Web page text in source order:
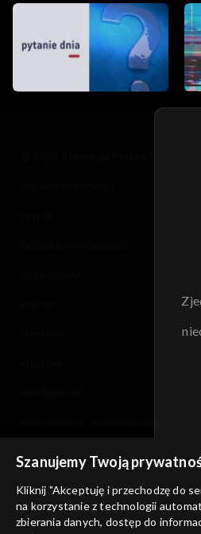
Szanujemy Twoją
Kliknij "Akceptuję i przechodzę do
na korzystanie z technologii
zbierania danych, dostęp do